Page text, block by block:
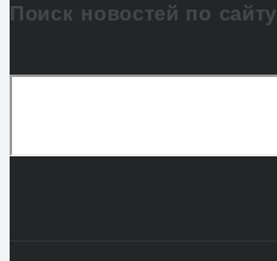
Поиск новостей по сайту